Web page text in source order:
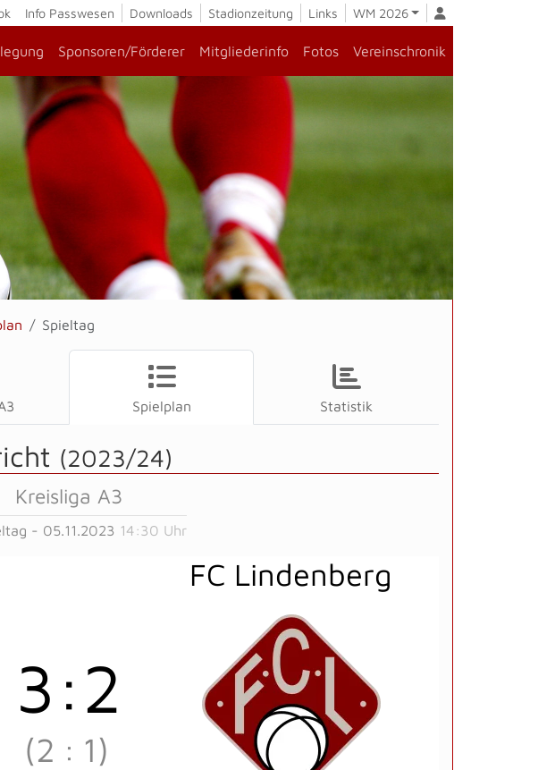
Info Passwesen Downloads Stadionzeitung Links WM 2026
Sponsoren/Förderer Mitgliederinfo Fotos Vereinschronik
Spieltag
Spielplan Statistik
(2023/24)
Kreisliga A3
- 05.11.2023 14:30 Uhr
FC Lindenberg
3 :2
(2 : 1)